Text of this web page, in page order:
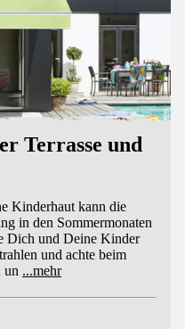
Terrasse und
Kinderhaut kann die
in den Sommermonaten
Dich und Deine Kinder
und achte beim
un ...mehr